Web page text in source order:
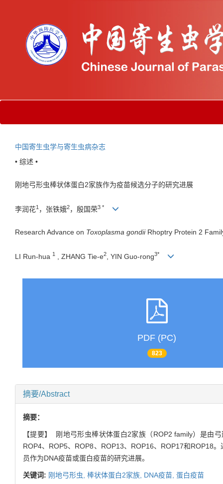
中国寄生虫学与寄生虫病杂志
• 综述 •
刚地弓形虫棒状体蛋白2家族作为疫苗候选分子的研究进展
李润花1 ，张铁娥2，殷国荣3 *
Research Advance on Toxoplasma gondiiRhoptry Protein 2
LI Run-hua 1 , ZHANG Tie-e2 , YIN Guo-rong3*
PDF (PC)
823
摘要/Abstract
摘要：
【提要】 刚地弓形虫棒状体蛋白2家族（ROP2 family）是由
ROP4、ROP5、ROP8、ROP13、ROP16、ROP17和ROP18
员作为DNA疫苗或蛋白疫苗的研究进展。
关键词: 刚地弓形虫, 棒状体蛋白2家族, DNA疫苗, 蛋白疫苗